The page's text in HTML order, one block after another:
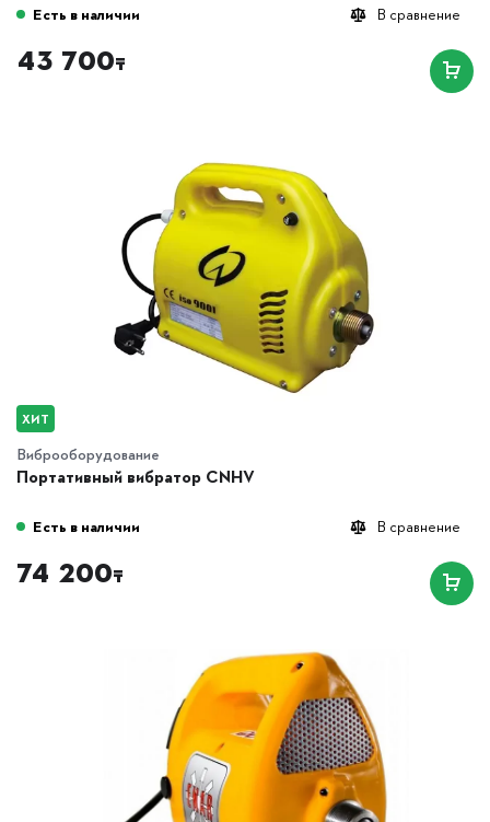
В сравнение
Есть в наличии
43 700₸
ХИТ
Виброоборудование
Портативный вибратор CNHV
В сравнение
Есть в наличии
74 200₸